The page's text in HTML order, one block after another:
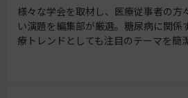
様々な学会を取材し、医療従事者の方
い演題を編集部が厳選。糖尿病に関係
療トレンドとしても注目のテーマを簡